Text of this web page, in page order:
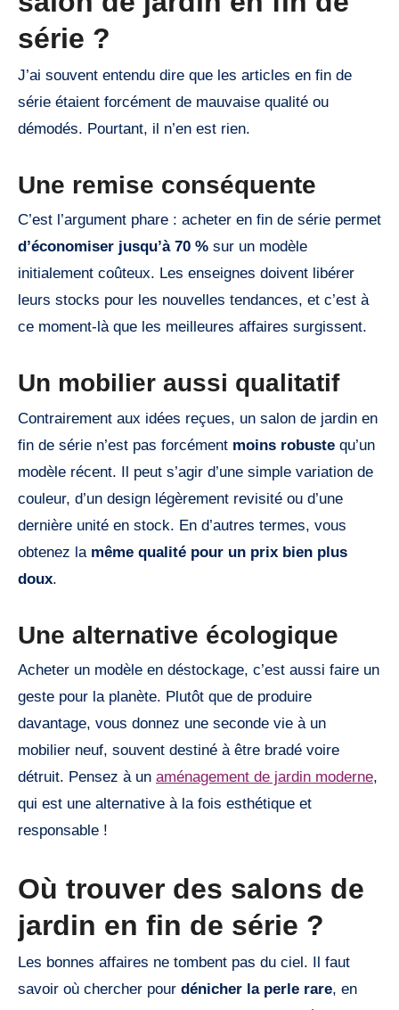
série ?
J’ai souvent entendu dire que les articles en fin de
série étaient forcément de mauvaise qualité ou
démodés. Pourtant, il n’en est rien.
Une remise conséquente
C’est l’argument phare : acheter en fin de série permet
d’économiser jusqu’à 70 % sur un modèle
initialement coûteux. Les enseignes doivent libérer
leurs stocks pour les nouvelles tendances, et c’est à
ce moment-là que les meilleures affaires surgissent.
Un mobilier aussi qualitatif
Contrairement aux idées reçues, un salon de jardin en
fin de série n’est pas forcément moins robuste qu’un
modèle récent. Il peut s’agir d’une simple variation de
couleur, d’un design légèrement revisité ou d’une
dernière unité en stock. En d’autres termes, vous
obtenez la même qualité pour un prix bien plus
doux.
Une alternative écologique
Acheter un modèle en déstockage, c’est aussi faire un
geste pour la planète. Plutôt que de produire
davantage, vous donnez une seconde vie à un
mobilier neuf, souvent destiné à être bradé voire
détruit. Pensez à un aménagement de jardin moderne,
qui est une alternative à la fois esthétique et
responsable !
Où trouver des salons de
jardin en fin de série ?
Les bonnes affaires ne tombent pas du ciel. Il faut
savoir où chercher pour dénicher la perle rare, en